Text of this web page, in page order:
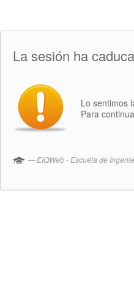
La sesión ha
Lo sentimos
Para
EIQWeb - Escuela de